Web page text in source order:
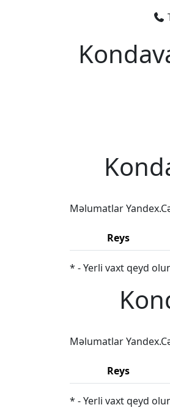
Məlumatlar
Reys
* - Yerli vaxt qeyd
Məlumatlar
Reys
* - Yerli vaxt qeyd